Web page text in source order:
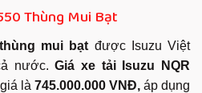
Thùng Mui Bạt
mui bạt được Isuzu Việt
nước.Giá xe tải Isuzu NQR
là 745.000.000 VNĐ,áp dụng